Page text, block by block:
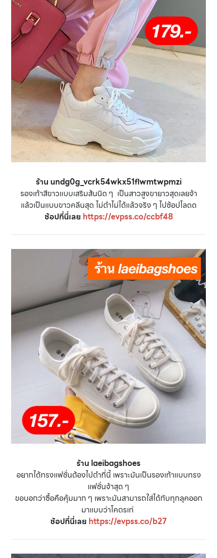
ร้าน undg0g_vcrk54wkx51flwmtwpmzi
รองเท้าสีขาวแบบเสริมส้นนิด ๆ เป็นสาวสูงขายาวสุดเลยจ้า
แล้วเป็นแบบขาวคลีนสุด ไม่ตำไม่ได้แล้วจริง ๆ ไปช้อปโลดด
ช้อปที่นี่เลย https://evpss.co/ccbf48
ร้าน laeibagshoes
อยากได้ทรงแฟชั่นต้องไปตำที่นี้ เพราะมันเป็นรองเท้าแบบทรง
แฟชั่นจ้าสุด ๆ
ขอบอกว่าซื้อคือคุ้มมาก ๆ เพราะมันสามารถใส่ได้กับทุกลุคออก
มาแบบว่าโคตรเท่
ช้อปที่นี่เลย https://evpss.co/b27